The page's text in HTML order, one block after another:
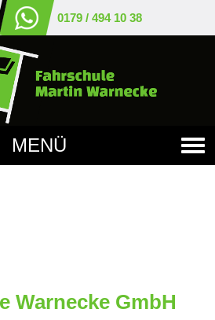
0179 / 494 10 38
MENÜ
Warnecke GmbH